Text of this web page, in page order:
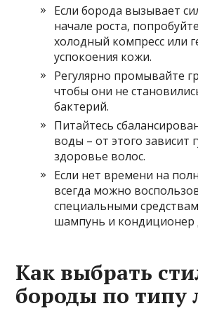
Если борода вызывает
начале роста,
холодный компресс или
успокоения кожи.
Регулярно промывайте
чтобы они не
бактерий.
Питайтесь
воды – от этого зависит
здоровье волос.
Если нет времени на
всегда можно
специальными
шампунь и кондиционер
Как выбрать
бороды по типу